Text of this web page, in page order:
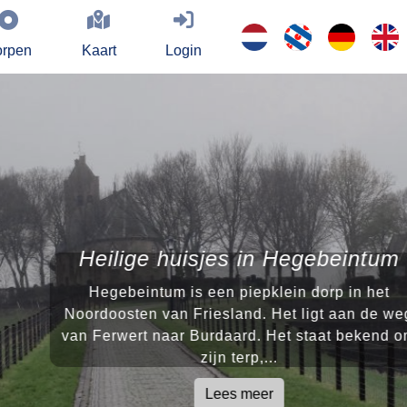
Kaart Login
huisjes in Hegebeintum
is een piepklein dorp in het
van Friesland. Het ligt aan de weg
naar Burdaard. Het staat bekend om
Lees meer